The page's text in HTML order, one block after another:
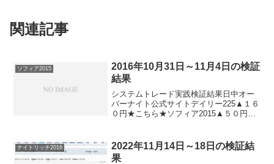
関連記事
ソフィア2015
2016年10月31日～11月4日の検証
結果
システムトレード実践検証結果日中オー
バーナイト公式サイトデイリー225▲１６
０円★こちら★ソフィア2015▲５０円▲
★こちら★ザ・オーバーナイト-＋３１
０...
ナイトリッチ2016
2022年11月14日～18日の検証結
果